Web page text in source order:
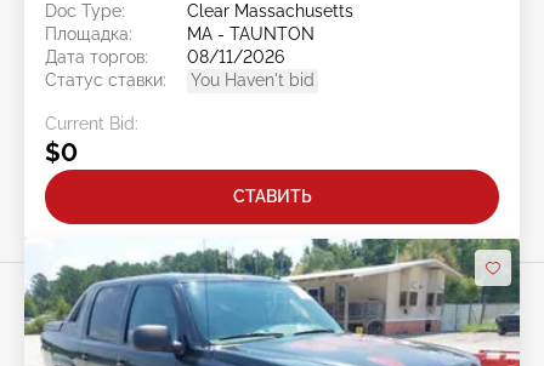
Doc Type:
Clear Massachusetts
Площадка:
MA - TAUNTON
Дата торгов:
08/11/2026
Статус ставки:
You Haven't bid
Current Bid:
$0
СТАВИТЬ